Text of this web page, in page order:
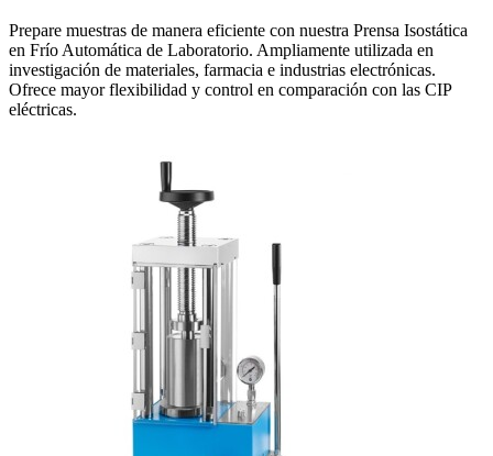
Prepare muestras de manera eficiente con nuestra Prensa Isostática
en Frío Automática de Laboratorio. Ampliamente utilizada en
investigación de materiales, farmacia e industrias electrónicas.
Ofrece mayor flexibilidad y control en comparación con las CIP
eléctricas.